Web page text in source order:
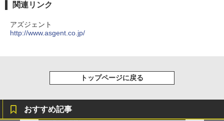
関連リンク
アズジェント
http://www.asgent.co.jp/
トップページに戻る
おすすめ記事